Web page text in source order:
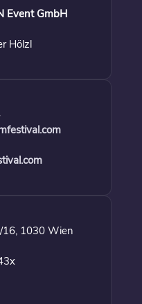
Event GmbH
Hölzl
16, 1030 Wien